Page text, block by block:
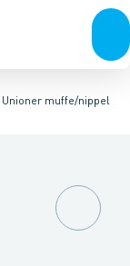
& ventilerAfløb
rørRustfrit fittings
Unioner muffe/nippel
Vinkler muffe/muffe